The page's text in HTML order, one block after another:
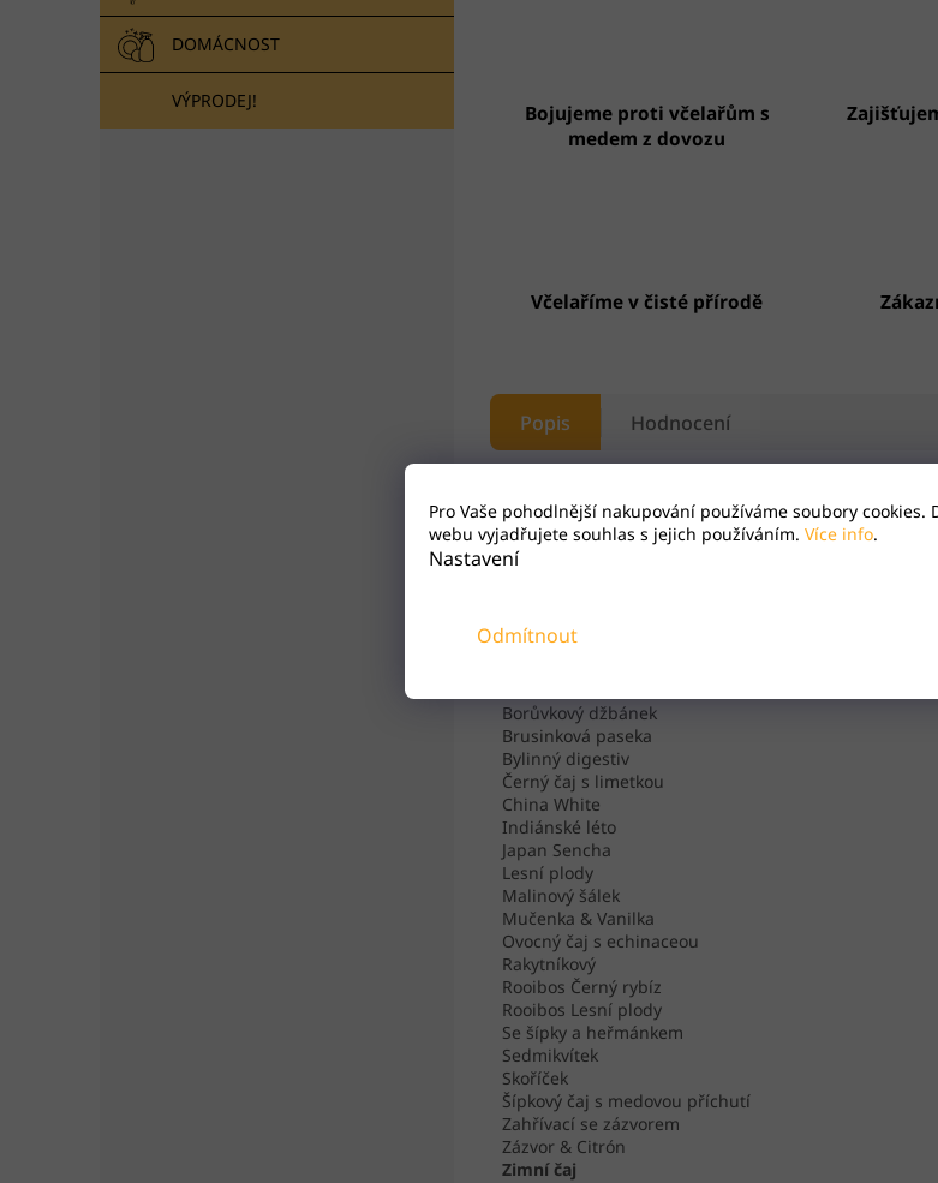
Pro Vaše pohodlnější nakupování používáme soubory
webu vyjadřujete souhlas s jejich používáním. Více info.
Nastavení
Odmítnout
DOMÁCNOST
VÝPRODEJ!
Bojujeme proti včelařům s
medem z dovozu
Včelaříme v čisté přírodě
Popis Hodnocení
čokoládou? Zahřejte se s námi po čas adventu tímto
kalendářem. Adventní kalendář s čajem obsahuje
druhů čaje. Na své si přijde 100% každý.
Adventní kalendář obsahuje 24 druhů čajů:
Aronie & Rakytník & Jahoda
Borůvkový džbánek
Brusinková paseka
Bylinný digestiv
Černý čaj s limetkou
China White
Indiánské léto
Japan Sencha
Lesní plody
Malinový šálek
Mučenka & Vanilka
Ovocný čaj s echinaceou
Rakytníkový
Rooibos Černý rybíz
Rooibos Lesní plody
Se šípky a heřmánkem
Sedmikvítek
Skoříček
Šípkový čaj s medovou příchutí
Zahřívací se zázvorem
Zázvor & Citrón
Zimní čaj